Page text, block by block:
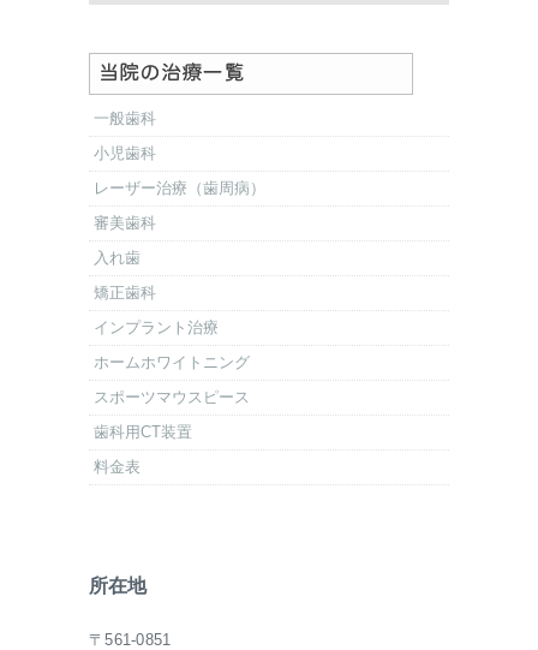
一般歯科
小児歯科
レーザー治療（歯周病）
審美歯科
入れ歯
矯正歯科
インプラント治療
ホームホワイトニング
スポーツマウスピース
歯科用CT装置
料金表
所在地
〒561-0851